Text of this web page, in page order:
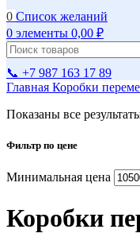
0 Список желаний
0 элементы 0,00 ₽
📞 +7 987 163 17 89
Главная Коробки
Показаны все
Фильтр по цене
Минимальная цена
Коробки